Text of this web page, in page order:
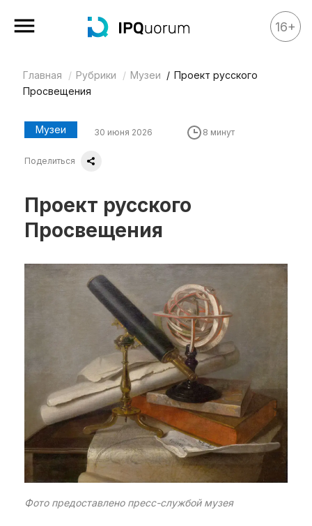
Все материалы
Аналитика
Legal review
IPQ.365
IP Stories
О нас
Интеллектуальная собственность
и креативные индустрии
Кино и театр
Искусство
Дизайн и мода
Реклама и маркетинг
Архитектура и урбанистика
16+
Главная Рубрики Музеи
Проект русского
Просвещения
Музеи 30 июня 2026 8 минут
Поделиться
Проект русского
Просвещения
Фото предоставлено пресс-службой музея